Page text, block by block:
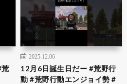
2025.12.06
12月6日誕生日だー #荒野行
動 #荒野行動エンジョイ勢 #